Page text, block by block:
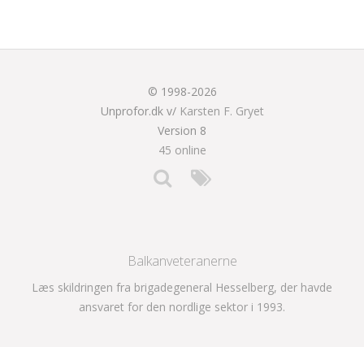
© 1998-2026
Unprofor.dk v/ Karsten F. Gryet
Version 8
45 online
Balkanveteranerne
Læs skildringen fra brigadegeneral Hesselberg, der havde
ansvaret for den nordlige sektor i 1993.